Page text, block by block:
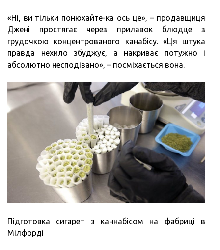
«Ні, ви тільки понюхайте-ка ось це», – продавщиця
Джені простягає через прилавок блюдце з
грудочкою концентрованого канабісу. «Ця штука
правда нехило збуджує, а накриває потужно і
абсолютно несподівано», – посміхається вона.
Підготовка сигарет з каннабісом на фабриці в
Мілфорді